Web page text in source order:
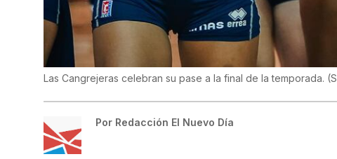
Las Cangrejeras celebran su pase a la final de la temporada. (
Por Redacción El Nuevo Día